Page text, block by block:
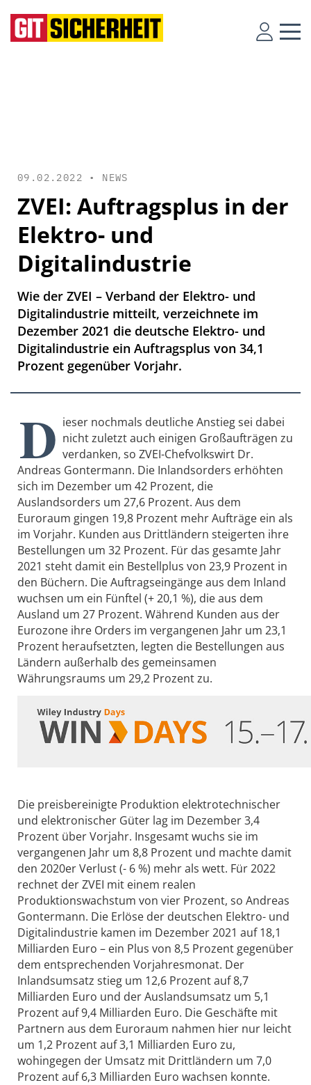
09.02.2022 • NEWS
ZVEI: Auftragsplus in der
Elektro- und
Digitalindustrie
Wie der ZVEI – Verband der Elektro- und
Digitalindustrie mitteilt, verzeichnete im
Dezember 2021 die deutsche Elektro- und
Digitalindustrie ein Auftragsplus von 34,1
Prozent gegenüber Vorjahr.
D ieser nochmals deutliche Anstieg sei dabei
nicht zuletzt auch einigen Großaufträgen zu
verdanken, so ZVEI-Chefvolkswirt Dr.
Andreas Gontermann. Die Inlandsorders erhöhten
sich im Dezember um 42 Prozent, die
Auslandsorders um 27,6 Prozent. Aus dem
Euroraum gingen 19,8 Prozent mehr Aufträge ein als
im Vorjahr. Kunden aus Drittländern steigerten ihre
Bestellungen um 32 Prozent. Für das gesamte Jahr
2021 steht damit ein Bestellplus von 23,9 Prozent in
den Büchern. Die Auftragseingänge aus dem Inland
wuchsen um ein Fünftel (+ 20,1 %), die aus dem
Ausland um 27 Prozent. Während Kunden aus der
Eurozone ihre Orders im vergangenen Jahr um 23,1
Prozent heraufsetzten, legten die Bestellungen aus
Ländern außerhalb des gemeinsamen
Währungsraums um 29,2 Prozent zu.
Die preisbereinigte Produktion elektrotechnischer
und elektronischer Güter lag im Dezember 3,4
Prozent über Vorjahr. Insgesamt wuchs sie im
vergangenen Jahr um 8,8 Prozent und machte damit
den 2020er Verlust (- 6 %) mehr als wett. Für 2022
rechnet der ZVEI mit einem realen
Produktionswachstum von vier Prozent, so Andreas
Gontermann. Die Erlöse der deutschen Elektro- und
Digitalindustrie kamen im Dezember 2021 auf 18,1
Milliarden Euro – ein Plus von 8,5 Prozent gegenüber
dem entsprechenden Vorjahresmonat. Der
Inlandsumsatz stieg um 12,6 Prozent auf 8,7
Milliarden Euro und der Auslandsumsatz um 5,1
Prozent auf 9,4 Milliarden Euro. Die Geschäfte mit
Partnern aus dem Euroraum nahmen hier nur leicht
um 1,2 Prozent auf 3,1 Milliarden Euro zu,
wohingegen der Umsatz mit Drittländern um 7,0
Prozent auf 6,3 Milliarden Euro wachsen konnte.